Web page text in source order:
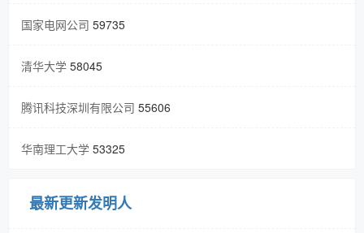
国家电网公司 59735
清华大学 58045
腾讯科技深圳有限公司 55606
华南理工大学 53325
最新更新发明人